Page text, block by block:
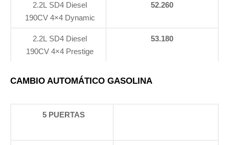
2.2L SD4 Diesel
190CV 4×4 Dynamic
52.260
2.2L SD4 Diesel
190CV 4×4 Prestige
53.180
CAMBIO AUTOMÁTICO GASOLINA
5 PUERTAS